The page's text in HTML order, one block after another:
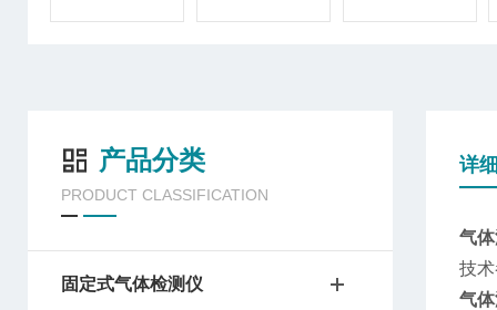
产品分类
PRODUCT CLASSIFICATION
固定式气体检测仪
详
气
技
气